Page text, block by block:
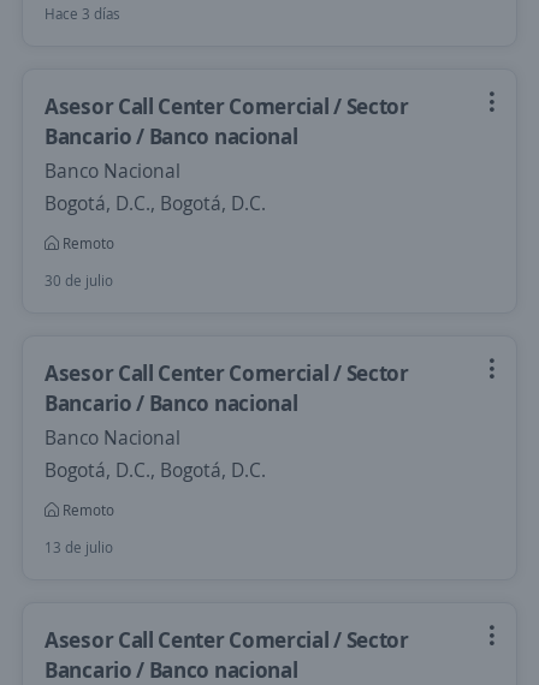
Hace 3 días
Asesor Call Center Comercial / Sector
Bancario / Banco nacional
Banco Nacional
Bogotá, D.C., Bogotá, D.C.
Remoto
30 de julio
Asesor Call Center Comercial / Sector
Bancario / Banco nacional
Banco Nacional
Bogotá, D.C., Bogotá, D.C.
Remoto
13 de julio
Asesor Call Center Comercial / Sector
Bancario / Banco nacional